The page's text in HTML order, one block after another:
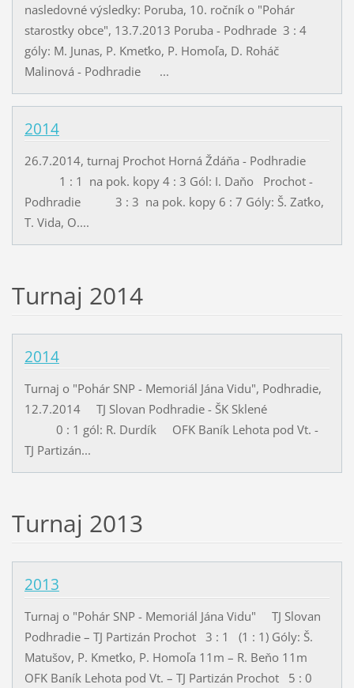
nasledovné výsledky: Poruba, 10. ročník o "Pohár
starostky obce", 13.7.2013 Poruba - Podhrade 3 : 4
góly: M. Junas, P. Kmeťko, P. Homoľa, D. Roháč
Malinová - Podhradie ...
2014
26.7.2014, turnaj Prochot Horná Ždáňa - Podhradie
1 : 1 na pok. kopy 4 : 3 Gól: I. Daňo Prochot -
Podhradie 3 : 3 na pok. kopy 6 : 7 Góly: Š. Zaťko,
T. Vida, O....
Turnaj 2014
2014
Turnaj o "Pohár SNP - Memoriál Jána Vidu", Podhradie,
12.7.2014 TJ Slovan Podhradie - ŠK Sklené
0 : 1 gól: R. Durdík OFK Baník Lehota pod Vt. -
TJ Partizán...
Turnaj 2013
2013
Turnaj o "Pohár SNP - Memoriál Jána Vidu" TJ Slovan
Podhradie – TJ Partizán Prochot 3 : 1 (1 : 1) Góly: Š.
Matušov, P. Kmeťko, P. Homoľa 11m – R. Beňo 11m
OFK Baník Lehota pod Vt. – TJ Partizán Prochot 5 : 0